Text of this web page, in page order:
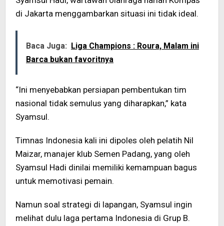
di Jakarta menggambarkan situasi ini tidak ideal.
Baca Juga: Liga Champions : Roura, Malam ini
Barca bukan favoritnya
“Ini menyebabkan persiapan pembentukan tim
nasional tidak semulus yang diharapkan,” kata
Syamsul.
Timnas Indonesia kali ini dipoles oleh pelatih Nil
Maizar, manajer klub Semen Padang, yang oleh
Syamsul Hadi dinilai memiliki kemampuan bagus
untuk memotivasi pemain.
Namun soal strategi di lapangan, Syamsul ingin
melihat dulu laga pertama Indonesia di Grup B.